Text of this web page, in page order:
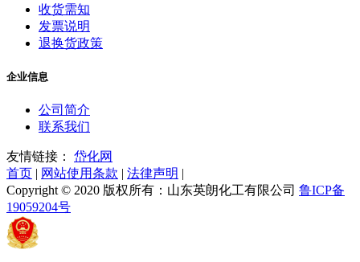
收货需知
发票说明
退换货政策
企业信息
公司简介
联系我们
友情链接： 岱化网
首页 | 网站使用条款 | 法律声明 |
Copyright © 2020 版权所有：山东英朗化工有限公司 鲁ICP备
19059204号